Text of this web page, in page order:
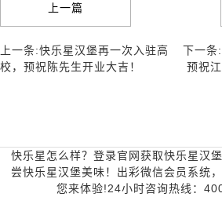
上一篇
上一条:快乐星汉堡再一次入驻高
校，预祝陈先生开业大吉！
下一条
预祝
快乐星怎么样？登录官网获取快乐星汉
尝快乐星汉堡美味！出彩微信会员系统
您来体验!24小时咨询热线：